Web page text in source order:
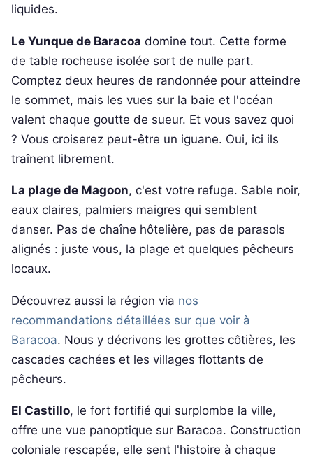
liquides.
Le Yunque de Baracoa domine tout. Cette forme
de table rocheuse isolée sort de nulle part.
Comptez deux heures de randonnée pour atteindre
le sommet, mais les vues sur la baie et l'océan
valent chaque goutte de sueur. Et vous savez quoi
? Vous croiserez peut-être un iguane. Oui, ici ils
traînent librement.
La plage de Magoon, c'est votre refuge. Sable noir,
eaux claires, palmiers maigres qui semblent
danser. Pas de chaîne hôtelière, pas de parasols
alignés : juste vous, la plage et quelques pêcheurs
locaux.
Découvrez aussi la région via nos
recommandations détaillées sur que voir à
Baracoa. Nous y décrivons les grottes côtières, les
cascades cachées et les villages flottants de
pêcheurs.
El Castillo, le fort fortifié qui surplombe la ville,
offre une vue panoptique sur Baracoa. Construction
coloniale rescapée, elle sent l'histoire à chaque